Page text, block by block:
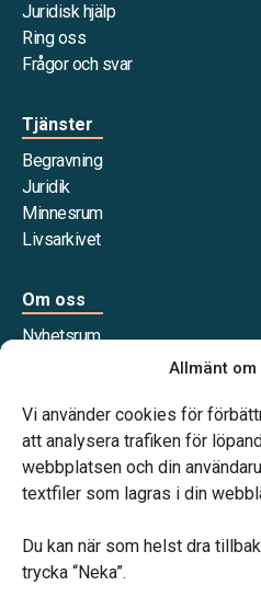
Allmänt
Vi använder cookies för
att analysera trafiken för
webbplatsen och din
textfiler som lagras i din
Du kan när som helst dra
trycka “Neka”.
Juridisk hjälp
Ring oss
Frågor och svar
Tjänster
Begravning
Juridik
Minnesrum
Livsarkivet
Om oss
Nyhetsrum
Våra samarbetspartners
familjejuridiken – genom hela livet.